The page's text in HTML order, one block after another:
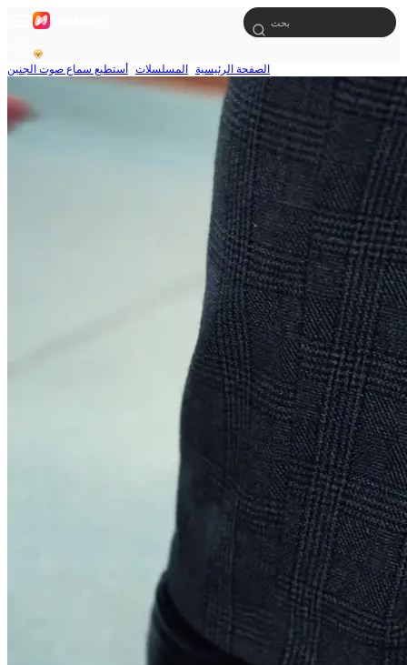
الصفحة الرئيسية المسلسلات أستطيع سماع صوت الجنين